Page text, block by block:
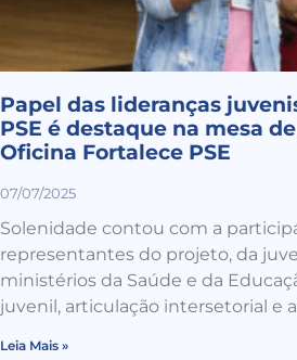
Papel das lideranças
PSE é destaque na mesa
Oficina Fortalece PSE
07/07/2025
Solenidade contou com a
representantes do projeto, da
ministérios da Saúde e da
juvenil, articulação intersetorial e
Leia Mais »